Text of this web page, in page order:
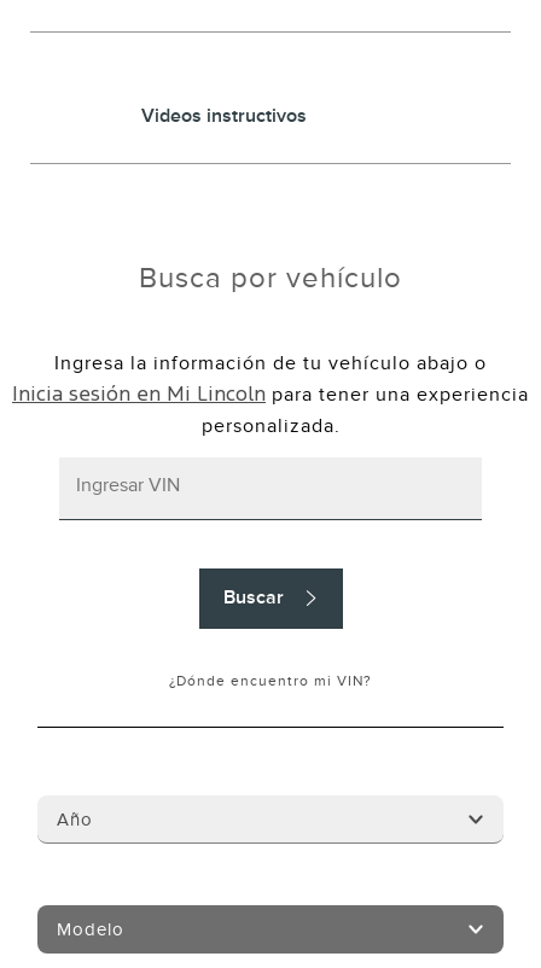
Videos instructivos
Busca por vehículo
Ingresa la información de tu vehículo abajo o
Inicia sesión en Mi Lincoln para tener una experiencia
personalizada.
Buscar
¿Dónde encuentro mi VIN?
Año
Modelo